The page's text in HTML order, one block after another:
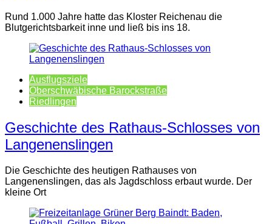
Rund 1.000 Jahre hatte das Kloster Reichenau die
Blutgerichtsbarkeit inne und ließ bis ins 18.
Ausflugsziele
Oberschwäbische Barockstraße
Riedlingen
Geschichte des Rathaus-Schlosses von
Langenenslingen
Die Geschichte des heutigen Rathauses von
Langenenslingen, das als Jagdschloss erbaut wurde. Der
kleine Ort